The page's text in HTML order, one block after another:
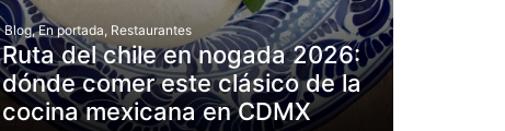
Blog, En portada, Restaurantes
Ruta del chile en nogada 2026:
dónde comer este clásico de la
cocina mexicana en CDMX